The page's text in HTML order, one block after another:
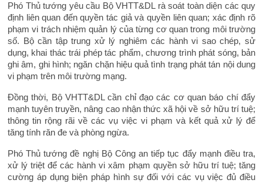
Phó Thủ tướng yêu cầu Bộ VHTT&DL rà soát toàn diện các quy
định liên quan đến quyền tác giả và quyền liên quan; xác định rõ
phạm vi trách nhiệm quản lý của từng cơ quan trong môi trường
số. Bộ cần tập trung xử lý nghiêm các hành vi sao chép, sử
dụng, khai thác trái phép tác phẩm, chương trình phát sóng, bản
ghi âm, ghi hình; ngăn chặn hiệu quả tình trạng phát tán nội dung
vi phạm trên môi trường mạng.
Đồng thời, Bộ VHTT&DL cần chỉ đạo các cơ quan báo chí đẩy
mạnh tuyên truyền, nâng cao nhận thức xã hội về sở hữu trí tuệ;
thông tin rộng rãi về các vụ việc vi phạm và kết quả xử lý để
tăng tính răn đe và phòng ngừa.
Phó Thủ tướng đề nghị Bộ Công an tiếp tục đẩy mạnh điều tra,
xử lý triệt để các hành vi xâm phạm quyền sở hữu trí tuệ; tăng
cường áp dụng biện pháp hình sự đối với các vụ việc đủ điều